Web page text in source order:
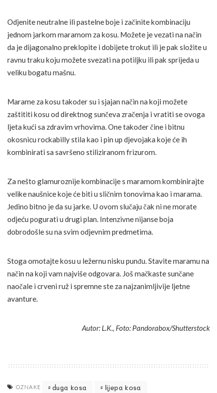
Odjenite neutralne ili pastelne boje i začinite kombinaciju
jednom jarkom maramom za kosu. Možete je vezati na način
da je dijagonalno preklopite i dobijete trokut ili je pak složite u
ravnu traku koju možete svezati na potiljku ili pak sprijeda u
veliku bogatu mašnu.
Marame za kosu također su i sjajan način na koji možete
zaštititi kosu od direktnog sunčeva zračenja i vratiti se ovoga
ljeta kući sa zdravim vrhovima. One također čine i bitnu
okosnicu rockabilly stila kao i pin up djevojaka koje će ih
kombinirati sa savršeno stiliziranom frizurom.
Za nešto glamuroznije kombinacije s maramom kombinirajte
velike naušnice koje će biti u sličnim tonovima kao i marama.
Jedino bitno je da su jarke. U ovom slučaju čak ni ne morate
odjeću pogurati u drugi plan. Intenzivne nijanse boja
dobrodošle su na svim odjevnim predmetima.
Stoga omotajte kosu u ležernu nisku punđu. Stavite maramu na
način na koji vam najviše odgovara. Još mačkaste sunčane
naočale i crveni ruž i spremne ste za najzanimljivije ljetne
avanture.
Autor: L.K., Foto: Pandorabox/Shutterstock
OZNAKE duga kosa lijepa kosa